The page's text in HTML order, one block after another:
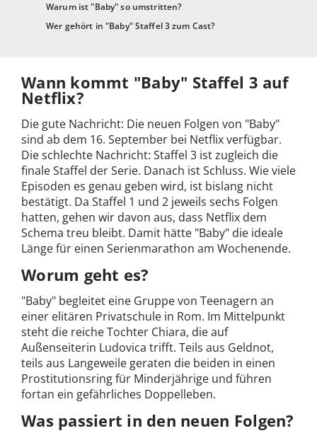
Warum ist "Baby" so umstritten?
Wer gehört in "Baby" Staffel 3 zum Cast?
Wann kommt "Baby" Staffel 3 auf
Netflix?
Die gute Nachricht: Die neuen Folgen von "Baby"
sind ab dem 16. September bei Netflix verfügbar.
Die schlechte Nachricht: Staffel 3 ist zugleich die
finale Staffel der Serie. Danach ist Schluss. Wie viele
Episoden es genau geben wird, ist bislang nicht
bestätigt. Da Staffel 1 und 2 jeweils sechs Folgen
hatten, gehen wir davon aus, dass Netflix dem
Schema treu bleibt. Damit hätte "Baby" die ideale
Länge für einen Serienmarathon am Wochenende.
Worum geht es?
"Baby" begleitet eine Gruppe von Teenagern an
einer elitären Privatschule in Rom. Im Mittelpunkt
steht die reiche Tochter Chiara, die auf
Außenseiterin Ludovica trifft. Teils aus Geldnot,
teils aus Langeweile geraten die beiden in einen
Prostitutionsring für Minderjährige und führen
fortan ein gefährliches Doppelleben.
Was passiert in den neuen Folgen?